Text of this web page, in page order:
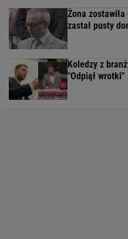
Żona
zastał pusty
Koledzy z
"Odpiął wrotki"